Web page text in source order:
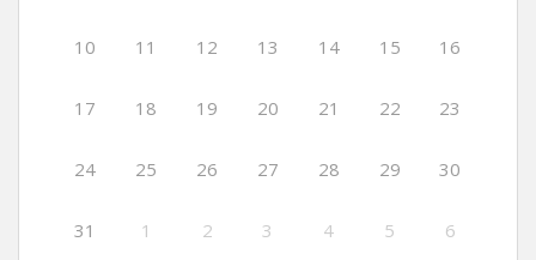
10 11 12 13 14 15 16
17 18 19 20 21 22 23
24 25 26 27 28 29 30
31 1 2 3 4 5 6